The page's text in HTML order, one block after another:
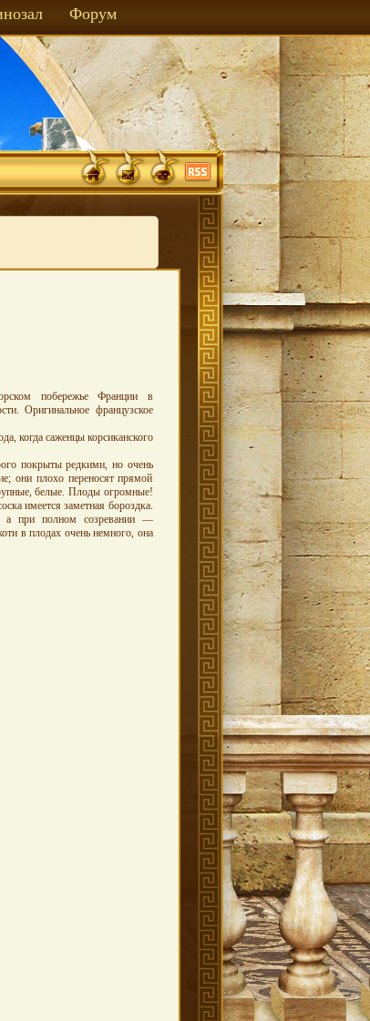
Форум
побережье Франции в
Оригинальное французское
когда саженцы корсиканского
покрыты редкими, но очень
они плохо переносят прямой
белые. Плоды огромные!
имеется заметная бороздка.
а при полном созревании —
в плодах очень немного, она